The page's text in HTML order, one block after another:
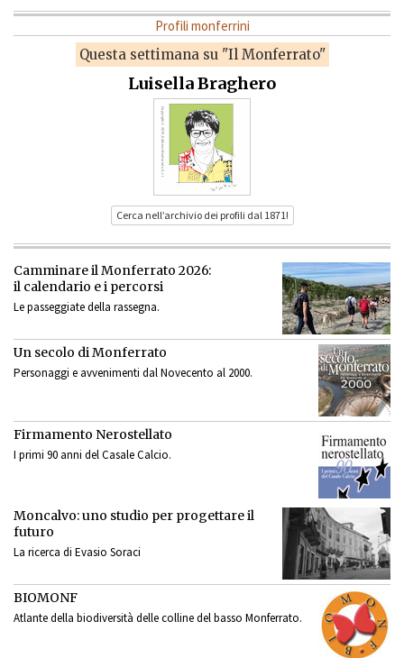
Profili monferrini
Questa settimana su "Il Monferrato"
Luisella Braghero
Cerca nell’archivio dei profili dal 1871!
Camminare il Monferrato 2026:
il calendario e i percorsi
Le passeggiate della rassegna.
Un secolo di Monferrato
Personaggi e avvenimenti dal Novecento al 2000.
Firmamento Nerostellato
I primi 90 anni del Casale Calcio.
Moncalvo: uno studio per progettare il
futuro
La ricerca di Evasio Soraci
BIOMONF
Atlante della biodiversità delle colline del basso Monferrato.